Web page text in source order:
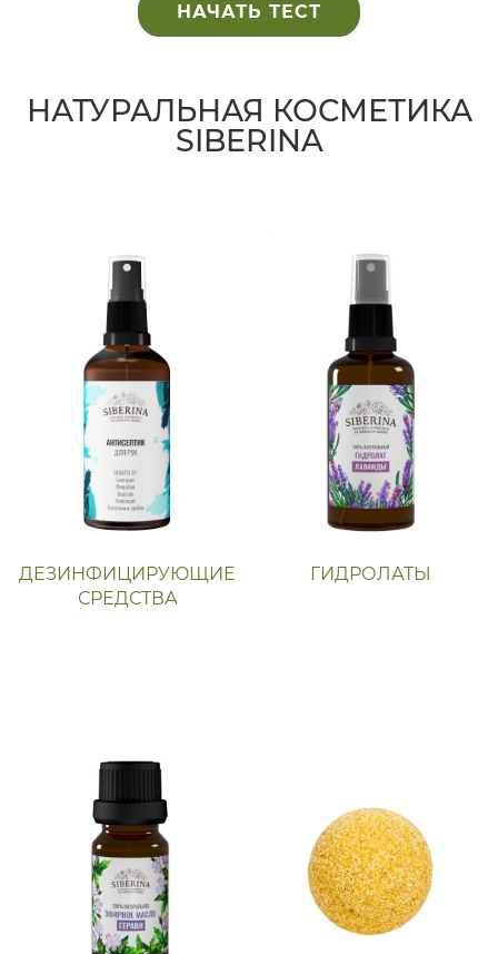
НАЧАТЬ ТЕСТ
НАТУРАЛЬНАЯ КОСМЕТИКА
SIBERINA
ДЕЗИНФИЦИРУЮЩИЕ
СРЕДСТВА
ГИДРОЛАТЫ